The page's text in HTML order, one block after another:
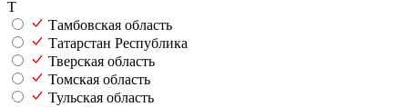
Т
Тамбовская область
Татарстан Республика
Тверская область
Томская область
Тульская область